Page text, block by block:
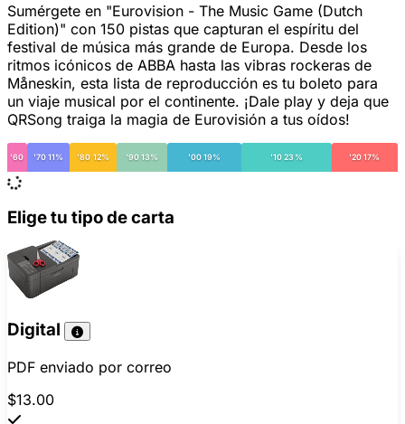
Sumérgete en "Eurovision - The Music Game (Dutch
Edition)" con 150 pistas que capturan el espíritu del
festival de música más grande de Europa. Desde los
ritmos icónicos de ABBA hasta las vibras rockeras de
Måneskin, esta lista de reproducción es tu boleto para
un viaje musical por el continente. ¡Dale play y deja que
QRSong traiga la magia de Eurovisión a tus oídos!
'60 '70 11% '80 12% '90 13% '00 19% '10 23% '20 17%
Elige tu tipo de carta
Digital
PDF enviado por correo
$13.00